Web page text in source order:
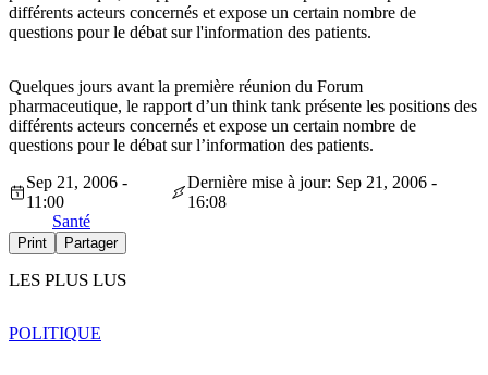
différents acteurs concernés et expose un certain nombre de
questions pour le débat sur l'information des patients.
Quelques jours avant la première réunion du Forum
pharmaceutique, le rapport d’un think tank présente les positions des
différents acteurs concernés et expose un certain nombre de
questions pour le débat sur l’information des patients.
Sep 21, 2006 -
11:00
Dernière mise à jour: Sep 21, 2006 -
16:08
Santé
Print Partager
LES PLUS LUS
POLITIQUE